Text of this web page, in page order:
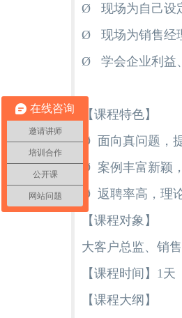
Ø 现场为自己设
Ø 现场为销售经
Ø 学会企业利益
【课程特色】
Ø 面向真问题，
Ø 案例丰富新颖
Ø 返聘率高，理
【课程对象】
大客户总监、销
【课程时间】1天
【课程大纲】
在线咨询
邀请讲师
培训合作
公开课
网站问题